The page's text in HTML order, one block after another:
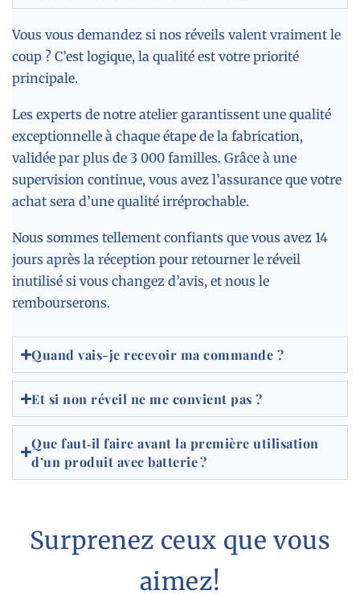
Vous vous demandez si nos réveils valent vraiment le
coup ? C’est logique, la qualité est votre priorité
principale.
Les experts de notre atelier garantissent une qualité
exceptionnelle à chaque étape de la fabrication,
validée par plus de 3 000 familles. Grâce à une
supervision continue, vous avez l’assurance que votre
achat sera d’une qualité irréprochable.
Nous sommes tellement confiants que vous avez 14
jours après la réception pour retourner le réveil
inutilisé si vous changez d’avis, et nous le
rembourserons.
Quand vais-je recevoir ma commande ?
Et si non réveil ne me convient pas ?
Que faut‑il faire avant la première utilisation
d’un produit avec batterie ?
Surprenez ceux que vous
aimez!